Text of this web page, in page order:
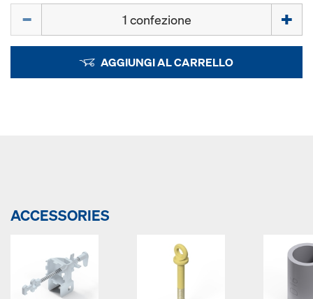
AGGIUNGI AL CARRELLO
ACCESSORIES